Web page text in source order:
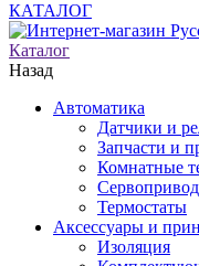
КАТАЛОГ
Каталог
Назад
Автоматика
Датчики и
Запчасти и
Комнатные
Термостаты
Аксессуары и
Изоляция